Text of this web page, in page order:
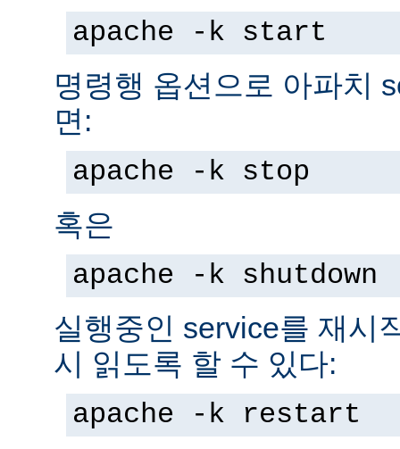
apache -k start
명령행 옵션으로 아파치
면:
apache -k stop
혹은
apache -k shutdown
실행중인 service를 재시
시 읽도록 할 수 있다:
apache -k restart